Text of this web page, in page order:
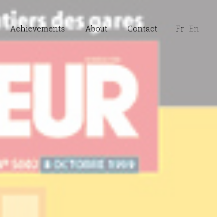
Achievements About Contact Fr En